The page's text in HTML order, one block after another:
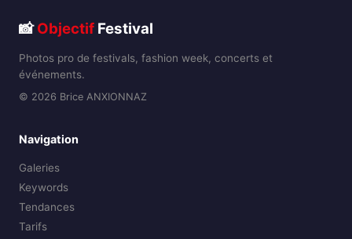
📸Objectif Festival
Photos pro de festivals, fashion week, concerts et
événements.
© 2026 Brice ANXIONNAZ
Navigation
Galeries
Keywords
Tendances
Tarifs